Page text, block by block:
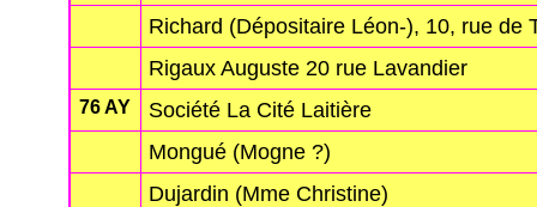
Richard (Dépositaire Léon-), 10, rue de
Rigaux Auguste 20 rue Lavandier
76 AY
Société La Cité Laitière
Mongué (Mogne ?)
Dujardin (Mme Christine)